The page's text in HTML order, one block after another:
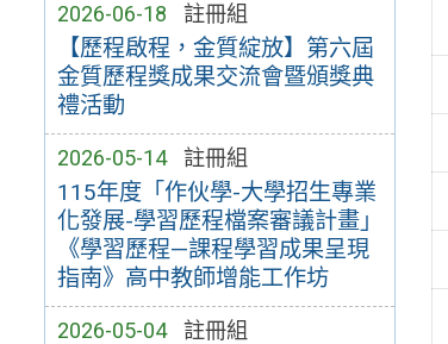
2026-06-18 註冊組
【歷程啟程，金質綻放】第六屆
金質歷程獎成果交流會暨頒獎典
禮活動
2026-05-14 註冊組
115年度「作伙學-大學招生專業
化發展-學習歷程檔案審議計畫」
《學習歷程—課程學習成果呈現
指南》高中教師增能工作坊
2026-05-04 註冊組